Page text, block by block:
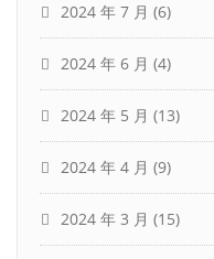
2024 年 7 月 (6)
2024 年 6 月 (4)
2024 年 5 月 (13)
2024 年 4 月 (9)
2024 年 3 月 (15)